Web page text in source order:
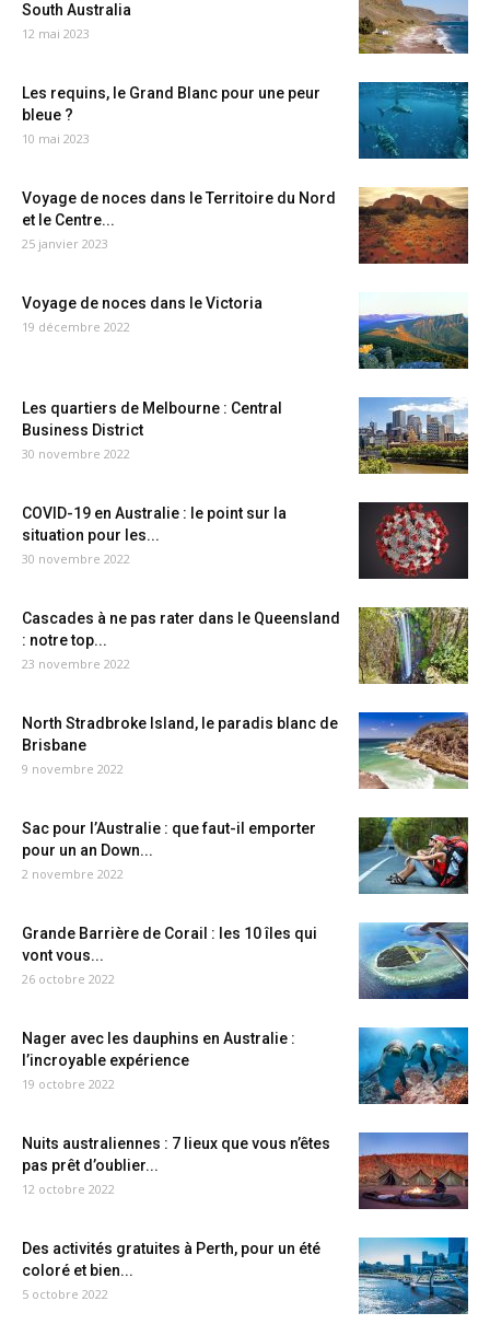
South Australia
12 mai 2023
Les requins, le Grand Blanc pour une peur
bleue ?
10 mai 2023
Voyage de noces dans le Territoire du Nord
et le Centre...
25 janvier 2023
Voyage de noces dans le Victoria
19 décembre 2022
Les quartiers de Melbourne : Central
Business District
30 novembre 2022
COVID-19 en Australie : le point sur la
situation pour les...
30 novembre 2022
Cascades à ne pas rater dans le Queensland
: notre top...
23 novembre 2022
North Stradbroke Island, le paradis blanc de
Brisbane
9 novembre 2022
Sac pour l’Australie : que faut-il emporter
pour un an Down...
2 novembre 2022
Grande Barrière de Corail : les 10 îles qui
vont vous...
26 octobre 2022
Nager avec les dauphins en Australie :
l’incroyable expérience
19 octobre 2022
Nuits australiennes : 7 lieux que vous n’êtes
pas prêt d’oublier...
12 octobre 2022
Des activités gratuites à Perth, pour un été
coloré et bien...
5 octobre 2022